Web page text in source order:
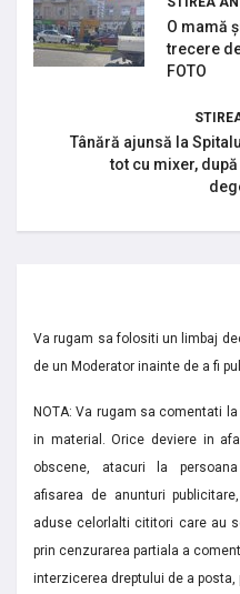
O mamă
trecere
FOTO
Tânără ajunsă la
tot cu mixer,
Va rugam sa folositi un limbaj
de un Moderator inainte de a fi
NOTA: Va rugam sa comentati
in material. Orice deviere in
obscene, atacuri la
afisarea de anunturi
aduse celorlalti cititori care au
prin cenzurarea partiala a
interzicerea dreptului de a posta,